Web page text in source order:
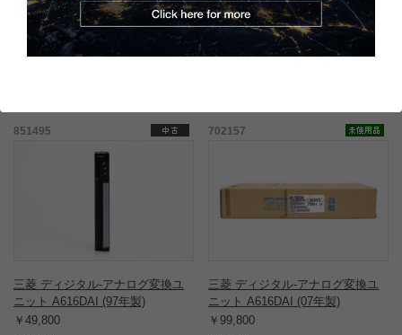
開封・未使用品のため、新品同様の綺麗な状態です。
851495
三菱 ディジタル-アナログ変換ユ
ニット A616DAI (97年製)
￥49,800
702157
三菱 ディジタル-アナログ変換ユ
ニット A616DAI (07年製)
￥99,800